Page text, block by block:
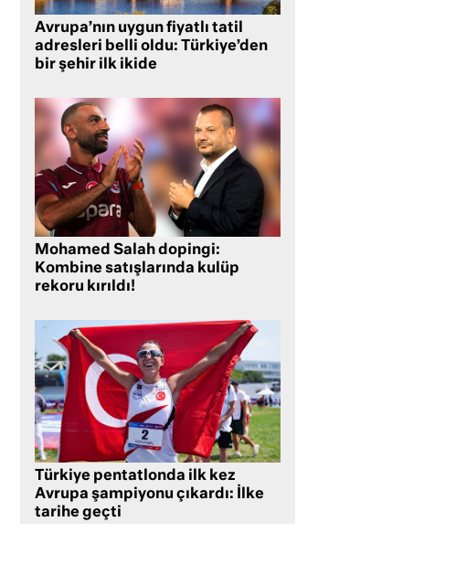
Avrupa’nın uygun fiyatlı tatil
adresleri belli oldu: Türkiye’den
bir şehir ilk ikide
Mohamed Salah dopingi:
Kombine satışlarında kulüp
rekoru kırıldı!
Türkiye pentatlonda ilk kez
Avrupa şampiyonu çıkardı: İlke
tarihe geçti